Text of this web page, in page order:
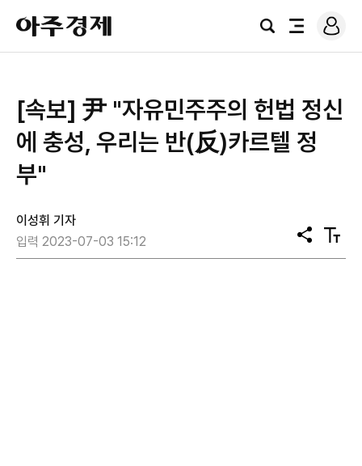
아
주
경
검
전
로
그
[속보] 尹 "자유민주주의 헌법 정신
에 충성, 우리는 반(反)카르텔 정
부"
이성휘 기자
입력 2023-07-03 15:12
공
유
텍
스